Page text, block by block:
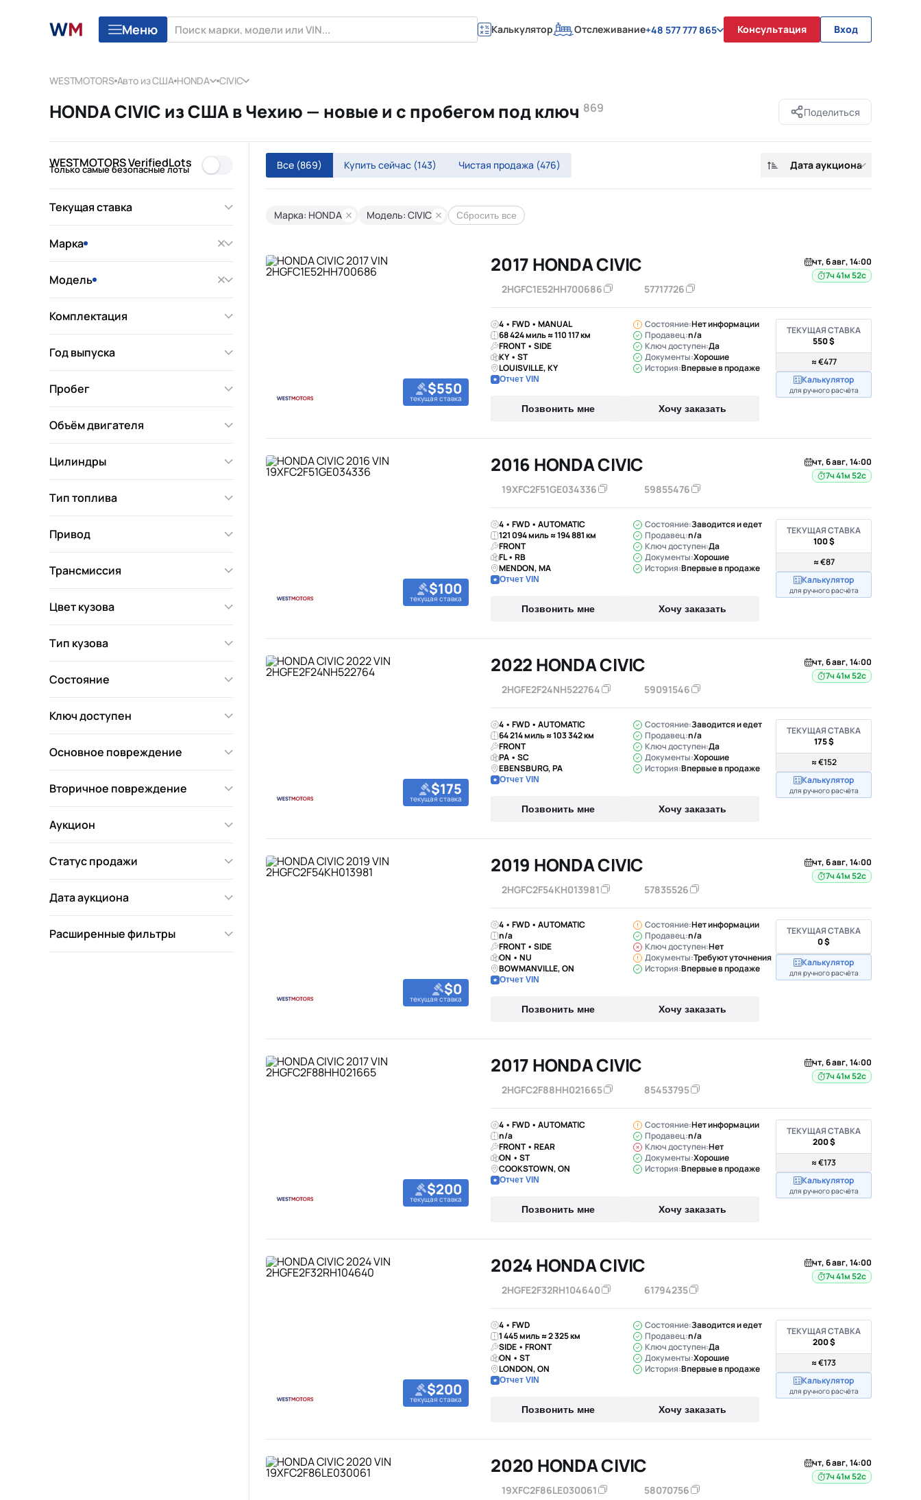
Меню Калькулятор Отслеживание+48 577 777 865 Консультация Вход
WESTMOTORS Авто из США HONDA CIVIC
HONDA CIVIC из США в Чехию — новые и с пробегом под ключ 869 Поделиться
WESTMOTORS VerifiedLots
Только самые безопасные лоты
Текущая ставка
Марка
Модель
Комплектация
Год выпуска
Пробег
Объём двигателя
Цилиндры
Тип топлива
Привод
Трансмиссия
Цвет кузова
Тип кузова
Состояние
Ключ доступен
Основное повреждение
Вторичное повреждение
Аукцион
Статус продажи
Дата аукциона
Расширенные фильтры
Дата аукциона
Все (869) Купить сейчас (143) Чистая продажа (476)
Марка: HONDA Модель: CIVIC Сбросить все
$550
текущая ставка
2017 HONDA CIVIC
2HGFC1E52HH700686 57717726
чт, 6 авг, 14:00
7ч 41м 51с
4 • FWD • MANUAL
68 424 миль ≈ 110 117 км
FRONT • SIDE
KY • ST
LOUISVILLE, KY
Отчет VIN
Состояние:Нет информации
Продавец:n/a
Ключ доступен:Да
Документы:Хорошие
История:Впервые в продаже
Позвонить мне Хочу заказать
ТЕКУЩАЯ СТАВКА
550 $
≈ €477
Калькулятор
для ручного расчёта
$100
текущая ставка
2016 HONDA CIVIC
19XFC2F51GE034336 59855476
чт, 6 авг, 14:00
7ч 41м 51с
4 • FWD • AUTOMATIC
121 094 миль ≈ 194 881 км
FRONT
FL • RB
MENDON, MA
Отчет VIN
Состояние:Заводится и едет
Продавец:n/a
Ключ доступен:Да
Документы:Хорошие
История:Впервые в продаже
Позвонить мне Хочу заказать
ТЕКУЩАЯ СТАВКА
100 $
≈ €87
Калькулятор
для ручного расчёта
$175
текущая ставка
2022 HONDA CIVIC
2HGFE2F24NH522764 59091546
чт, 6 авг, 14:00
7ч 41м 51с
4 • FWD • AUTOMATIC
64 214 миль ≈ 103 342 км
FRONT
PA • SC
EBENSBURG, PA
Отчет VIN
Состояние:Заводится и едет
Продавец:n/a
Ключ доступен:Да
Документы:Хорошие
История:Впервые в продаже
Позвонить мне Хочу заказать
ТЕКУЩАЯ СТАВКА
175 $
≈ €152
Калькулятор
для ручного расчёта
$0
текущая ставка
2019 HONDA CIVIC
2HGFC2F54KH013981 57835526
чт, 6 авг, 14:00
7ч 41м 51с
4 • FWD • AUTOMATIC
n/a
FRONT • SIDE
ON • NU
BOWMANVILLE, ON
Отчет VIN
Состояние:Нет информации
Продавец:n/a
Ключ доступен:Нет
Документы:Требуют уточнения
История:Впервые в продаже
Позвонить мне Хочу заказать
ТЕКУЩАЯ СТАВКА
0 $
Калькулятор
для ручного расчёта
$200
текущая ставка
2017 HONDA CIVIC
2HGFC2F88HH021665 85453795
чт, 6 авг, 14:00
7ч 41м 51с
4 • FWD • AUTOMATIC
n/a
FRONT • REAR
ON • ST
COOKSTOWN, ON
Отчет VIN
Состояние:Нет информации
Продавец:n/a
Ключ доступен:Нет
Документы:Хорошие
История:Впервые в продаже
Позвонить мне Хочу заказать
ТЕКУЩАЯ СТАВКА
200 $
≈ €173
Калькулятор
для ручного расчёта
$200
текущая ставка
2024 HONDA CIVIC
2HGFE2F32RH104640 61794235
чт, 6 авг, 14:00
7ч 41м 51с
4 • FWD
1 445 миль ≈ 2 325 км
SIDE • FRONT
ON • ST
LONDON, ON
Отчет VIN
Состояние:Заводится и едет
Продавец:n/a
Ключ доступен:Да
Документы:Хорошие
История:Впервые в продаже
Позвонить мне Хочу заказать
ТЕКУЩАЯ СТАВКА
200 $
≈ €173
Калькулятор
для ручного расчёта
2020 HONDA CIVIC
19XFC2F86LE030061 58070756
чт, 6 авг, 14:00
7ч 41м 51с